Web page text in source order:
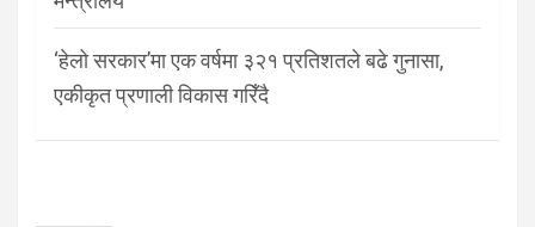
‘हेलो सरकार’मा एक वर्षमा ३२१ प्रतिशतले बढे गुनासा,
एकीकृत प्रणाली विकास गरिँदै